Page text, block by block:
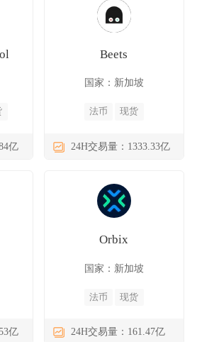
亿
Beets
国家：新加坡
法币 现货
24H交易量：1333.33亿
亿
Orbix
国家：新加坡
法币 现货
24H交易量：161.47亿